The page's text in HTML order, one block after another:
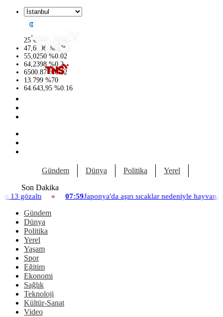
25°C
47,6006 %0.06
55,0250 %0.02
64,2398 %0.2
6500.87 %0.12
13.799 %70
64.643,95 %0.16
Gündem Dünya Politika Yerel
Son Dakika
07:59Japonya'da aşırı sıcaklar nedeniyle hayvanat bahçesinde üç
Gündem
Dünya
Politika
Yerel
Yaşam
Spor
Eğitim
Ekonomi
Sağlık
Teknoloji
Kültür-Sanat
Video